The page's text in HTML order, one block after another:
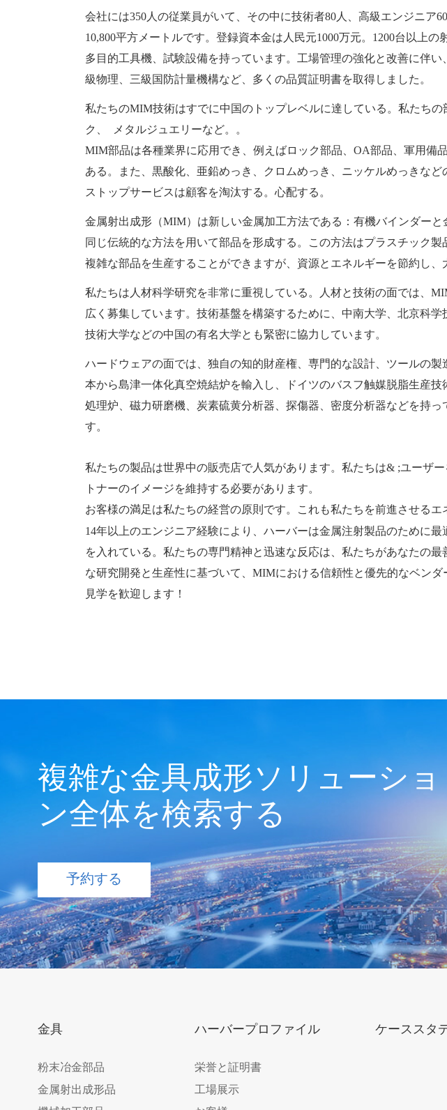
会社には350人の従業員がいて、その中に技術者80人、高級エンジニア
10,800平方メートルです。登録資本金は人民元1000万元。1200台以上の
多目的工具機、試験設備を持っています。工場管理の強化と改善に伴い
級物理、三級国防計量機構など、多くの品質証明書を取得しました。
私たちのMIM技術はすでに中国のトップレベルに達している。私たち
ク、 メタルジュエリーなど。。
MIM部品は各種業界に応用でき、例えばロック部品、OA部品、軍用備
ある。また、黒酸化、亜鉛めっき、クロムめっき、ニッケルめっきな
ストップサービスは顧客を淘汰する。心配する。
金属射出成形（MIM）は新しい金属加工方法である：有機バインダー
同じ伝統的な方法を用いて部品を形成する。この方法はプラスチック
複雑な部品を生産することができますが、資源とエネルギーを節約し、
私たちは人材科学研究を非常に重視している。人材と技術の面では、
広く募集しています。技術基盤を構築するために、中南大学、北京科
技術大学などの中国の有名大学とも緊密に協力しています。
ハードウェアの面では、独自の知的財産権、専門的な設計、ツールの
本から島津一体化真空焼結炉を輸入し、ドイツのバスフ触媒脱脂生産
処理炉、磁力研磨機、炭素硫黄分析器、探傷器、密度分析器などを持っ
す。
私たちの製品は世界中の販売店で人気があります。私たちは& ;ユーザ
トナーのイメージを維持する必要があります。
お客様の満足は私たちの経営の原則です。これも私たちを前進させるエ
14年以上のエンジニア経験により、ハーバーは金属注射製品のために
を入れている。私たちの専門精神と迅速な反応は、私たちがあなたの
な研究開発と生産性に基づいて、MIMにおける信頼性と優先的なベン
見学を歓迎します！
複雑な金具成形ソリューショ
ン全体を検索する
予約する
金具
粉末冶金部品
金属射出成形品
ハーバープロファイル
栄誉と証明書
工場展示
ケーススタ